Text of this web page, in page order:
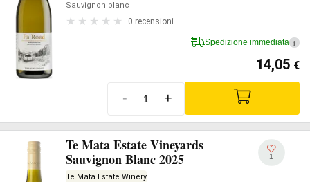
Sauvignon blanc
0 recensioni
Spedizione immediata i
14,05 €
- +
Te Mata Estate Vineyards
Sauvignon Blanc 2025
Te Mata Estate Winery
1